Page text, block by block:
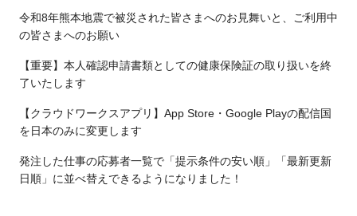
令和8年熊本地震で被災された皆さまへのお見舞いと、ご利用中
の皆さまへのお願い
【重要】本人確認申請書類としての健康保険証の取り扱いを終
了いたします
【クラウドワークスアプリ】App Store・Google Playの配信国
を日本のみに変更します
発注した仕事の応募者一覧で「提示条件の安い順」「最新更新
日順」に並べ替えできるようになりました！